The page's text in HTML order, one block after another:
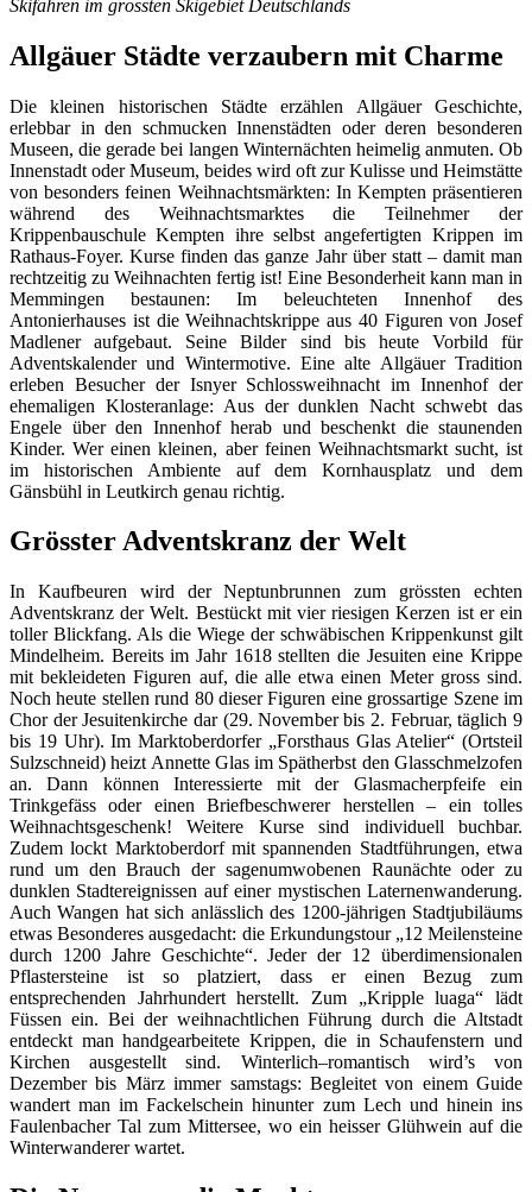
Skifahren im grössten Skigebiet Deutschlands
Allgäuer Städte verzaubern mit Charme
Die kleinen historischen Städte erzählen Allgäuer Geschichte,
erlebbar in den schmucken Innenstädten oder deren besonderen
Museen, die gerade bei langen Winternächten heimelig anmuten. Ob
Innenstadt oder Museum, beides wird oft zur Kulisse und Heimstätte
von besonders feinen Weihnachtsmärkten: In Kempten präsentieren
während des Weihnachtsmarktes die Teilnehmer der
Krippenbauschule Kempten ihre selbst angefertigten Krippen im
Rathaus-Foyer. Kurse finden das ganze Jahr über statt – damit man
rechtzeitig zu Weihnachten fertig ist! Eine Besonderheit kann man in
Memmingen bestaunen: Im beleuchteten Innenhof des
Antonierhauses ist die Weihnachtskrippe aus 40 Figuren von Josef
Madlener aufgebaut. Seine Bilder sind bis heute Vorbild für
Adventskalender und Wintermotive. Eine alte Allgäuer Tradition
erleben Besucher der Isnyer Schlossweihnacht im Innenhof der
ehemaligen Klosteranlage: Aus der dunklen Nacht schwebt das
Engele über den Innenhof herab und beschenkt die staunenden
Kinder. Wer einen kleinen, aber feinen Weihnachtsmarkt sucht, ist
im historischen Ambiente auf dem Kornhausplatz und dem
Gänsbühl in Leutkirch genau richtig.
Grösster Adventskranz der Welt
In Kaufbeuren wird der Neptunbrunnen zum grössten echten
Adventskranz der Welt. Bestückt mit vier riesigen Kerzen ist er ein
toller Blickfang. Als die Wiege der schwäbischen Krippenkunst gilt
Mindelheim. Bereits im Jahr 1618 stellten die Jesuiten eine Krippe
mit bekleideten Figuren auf, die alle etwa einen Meter gross sind.
Noch heute stellen rund 80 dieser Figuren eine grossartige Szene im
Chor der Jesuitenkirche dar (29. November bis 2. Februar, täglich 9
bis 19 Uhr). Im Marktoberdorfer „Forsthaus Glas Atelier“ (Ortsteil
Sulzschneid) heizt Annette Glas im Spätherbst den Glasschmelzofen
an. Dann können Interessierte mit der Glasmacherpfeife ein
Trinkgefäss oder einen Briefbeschwerer herstellen – ein tolles
Weihnachtsgeschenk! Weitere Kurse sind individuell buchbar.
Zudem lockt Marktoberdorf mit spannenden Stadtführungen, etwa
rund um den Brauch der sagenumwobenen Raunächte oder zu
dunklen Stadtereignissen auf einer mystischen Laternenwanderung.
Auch Wangen hat sich anlässlich des 1200-jährigen Stadtjubiläums
etwas Besonderes ausgedacht: die Erkundungstour „12 Meilensteine
durch 1200 Jahre Geschichte“. Jeder der 12 überdimensionalen
Pflastersteine ist so platziert, dass er einen Bezug zum
entsprechenden Jahrhundert herstellt. Zum „Kripple luaga“ lädt
Füssen ein. Bei der weihnachtlichen Führung durch die Altstadt
entdeckt man handgearbeitete Krippen, die in Schaufenstern und
Kirchen ausgestellt sind. Winterlich–romantisch wird’s von
Dezember bis März immer samstags: Begleitet von einem Guide
wandert man im Fackelschein hinunter zum Lech und hinein ins
Faulenbacher Tal zum Mittersee, wo ein heisser Glühwein auf die
Winterwanderer wartet.